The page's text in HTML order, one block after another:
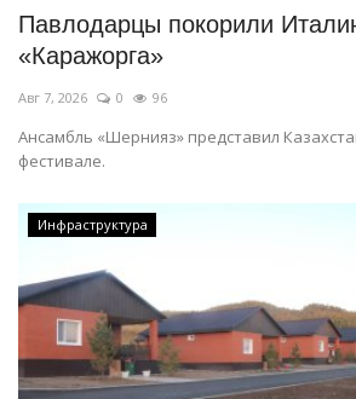
Павлодарцы покорили
«Каражорга»
Авг 7, 2026 0 96
Ансамбль «Шернияз» представил
фестивале.
Инфраструктура